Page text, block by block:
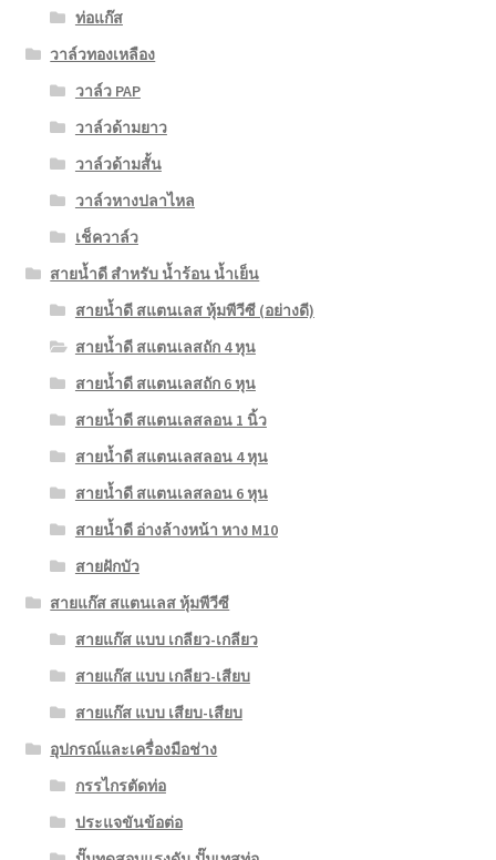
ท่อแก๊ส
วาล์วทองเหลือง
วาล์ว PAP
วาล์วด้ามยาว
วาล์วด้ามสั้น
วาล์วหางปลาไหล
เช็ควาล์ว
สายน้ำดี สำหรับ น้ำร้อน น้ำเย็น
สายน้ำดี สแตนเลส หุ้มพีวีซี (อย่างดี)
สายน้ำดี สแตนเลสถัก 4 หุน
สายน้ำดี สแตนเลสถัก 6 หุน
สายน้ำดี สแตนเลสลอน 1 นิ้ว
สายน้ำดี สแตนเลสลอน 4 หุน
สายน้ำดี สแตนเลสลอน 6 หุน
สายน้ำดี อ่างล้างหน้า หาง M10
สายฝักบัว
สายแก๊ส สแตนเลส หุ้มพีวีซี
สายแก๊ส แบบ เกลียว-เกลียว
สายแก๊ส แบบ เกลียว-เสียบ
สายแก๊ส แบบ เสียบ-เสียบ
อุปกรณ์และเครื่องมือช่าง
กรรไกรตัดท่อ
ประแจขันข้อต่อ